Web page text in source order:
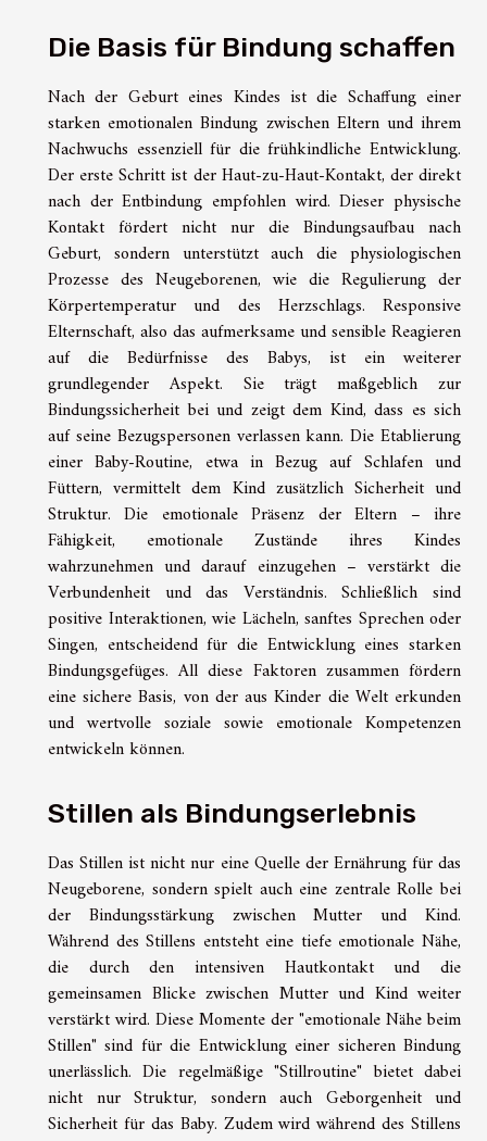
Die Basis für Bindung schaffen
Nach der Geburt eines Kindes ist die Schaffung einer
starken emotionalen Bindung zwischen Eltern und ihrem
Nachwuchs essenziell für die frühkindliche Entwicklung.
Der erste Schritt ist der Haut-zu-Haut-Kontakt, der direkt
nach der Entbindung empfohlen wird. Dieser physische
Kontakt fördert nicht nur die Bindungsaufbau nach
Geburt, sondern unterstützt auch die physiologischen
Prozesse des Neugeborenen, wie die Regulierung der
Körpertemperatur und des Herzschlags. Responsive
Elternschaft, also das aufmerksame und sensible Reagieren
auf die Bedürfnisse des Babys, ist ein weiterer
grundlegender Aspekt. Sie trägt maßgeblich zur
Bindungssicherheit bei und zeigt dem Kind, dass es sich
auf seine Bezugspersonen verlassen kann. Die Etablierung
einer Baby-Routine, etwa in Bezug auf Schlafen und
Füttern, vermittelt dem Kind zusätzlich Sicherheit und
Struktur. Die emotionale Präsenz der Eltern – ihre
Fähigkeit, emotionale Zustände ihres Kindes
wahrzunehmen und darauf einzugehen – verstärkt die
Verbundenheit und das Verständnis. Schließlich sind
positive Interaktionen, wie Lächeln, sanftes Sprechen oder
Singen, entscheidend für die Entwicklung eines starken
Bindungsgefüges. All diese Faktoren zusammen fördern
eine sichere Basis, von der aus Kinder die Welt erkunden
und wertvolle soziale sowie emotionale Kompetenzen
entwickeln können.
Stillen als Bindungserlebnis
Das Stillen ist nicht nur eine Quelle der Ernährung für das
Neugeborene, sondern spielt auch eine zentrale Rolle bei
der Bindungsstärkung zwischen Mutter und Kind.
Während des Stillens entsteht eine tiefe emotionale Nähe,
die durch den intensiven Hautkontakt und die
gemeinsamen Blicke zwischen Mutter und Kind weiter
verstärkt wird. Diese Momente der "emotionale Nähe beim
Stillen" sind für die Entwicklung einer sicheren Bindung
unerlässlich. Die regelmäßige "Stillroutine" bietet dabei
nicht nur Struktur, sondern auch Geborgenheit und
Sicherheit für das Baby. Zudem wird während des Stillens